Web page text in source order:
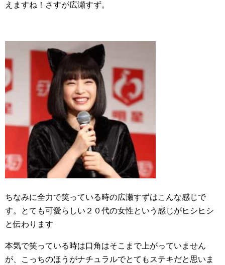
えますね！さすが広瀬すず。
ちなみに全力で笑っている時の広瀬すずはこんな感じで
す。とても可愛らしい２０代の女性という感じがヒシヒシ
と伝わります
本気で笑っている時は口角はそこまで上がっていません
が、こっちのほうがナチュラルでとてもステキだと思いま